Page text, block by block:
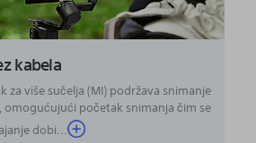
kabela
za više sučelja (MI) podržava snimanje
omogućujući početak snimanja čim se
dobi...